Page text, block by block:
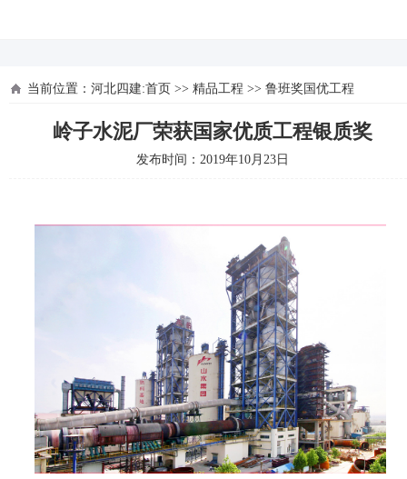
当前位置： 河北四建:首页 >> 精品工程 >> 鲁班奖国优工程
岭子水泥厂荣获国家优质工程银质奖
发布时间：2019年10月23日